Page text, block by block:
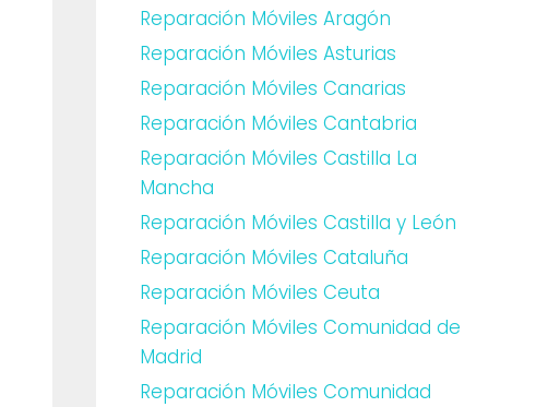
Reparación Móviles Aragón
Reparación Móviles Asturias
Reparación Móviles Canarias
Reparación Móviles Cantabria
Reparación Móviles Castilla La
Mancha
Reparación Móviles Castilla y León
Reparación Móviles Cataluña
Reparación Móviles Ceuta
Reparación Móviles Comunidad de
Madrid
Reparación Móviles Comunidad